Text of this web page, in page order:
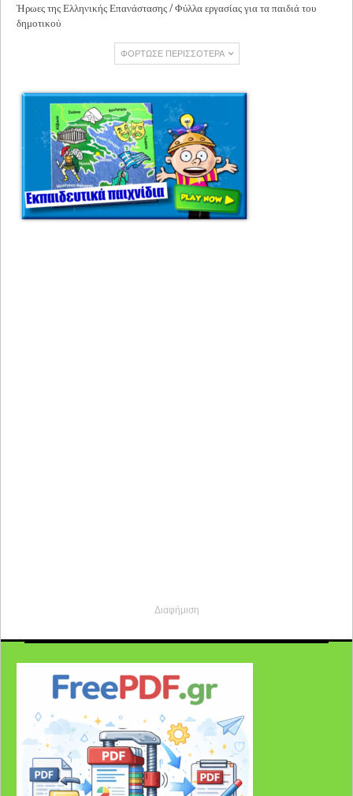
Ήρωες της Ελληνικής Επανάστασης / Φύλλα εργασίας για τα παιδιά του
δημοτικού
ΦΌΡΤΩΣΕ ΠΕΡΙΣΣΌΤΕΡΑ
Διαφήμιση